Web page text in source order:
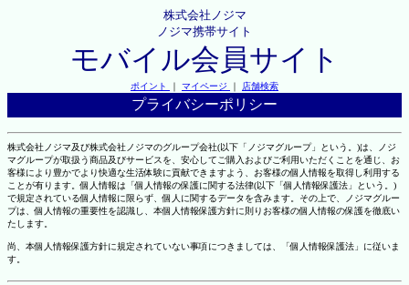
株式会社ノジマ
ノジマ携帯サイト
モバイル会員サイト
ポイント ｜ マイページ ｜ 店舗検索
プライバシーポリシー
株式会社ノジマ及び株式会社ノジマのグループ会社(以下「ノジマグループ」という。)は、ノジ
マグループが取扱う商品及びサービスを、安心してご購入およびご利用いただくことを通じ、お
客様により豊かでより快適な生活体験に貢献できますよう、お客様の個人情報を取得し利用する
ことが有ります。個人情報は「個人情報の保護に関する法律(以下「個人情報保護法」という。)
で規定されている個人情報に限らず、個人に関するデータを含みます。その上で、ノジマグルー
プは、個人情報の重要性を認識し、本個人情報保護方針に則りお客様の個人情報の保護を徹底い
たします。
尚、本個人情報保護方針に規定されていない事項につきましては、「個人情報保護法」に従いま
す。